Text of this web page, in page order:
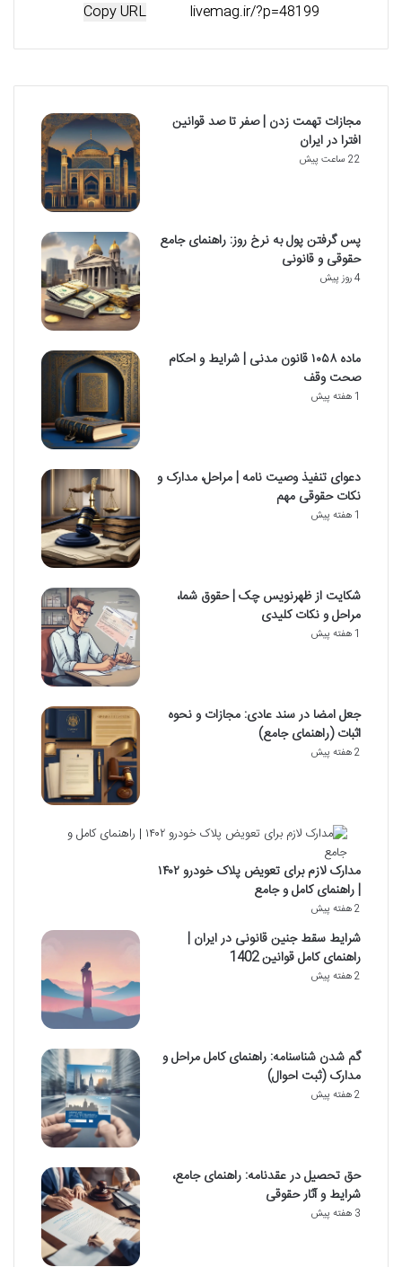
Copy URL
مجازات تهمت زدن | صفر تا صد قوانین
افترا در ایران
22 ساعت پیش
پس گرفتن پول به نرخ روز: راهنمای جامع
حقوقی و قانونی
4 روز پیش
ماده ۱۰۵۸ قانون مدنی | شرایط و احکام
صحت وقف
1 هفته پیش
دعوای تنفیذ وصیت نامه | مراحل، مدارک و
نکات حقوقی مهم
1 هفته پیش
شکایت از ظهرنویس چک | حقوق شما،
مراحل و نکات کلیدی
1 هفته پیش
جعل امضا در سند عادی: مجازات و نحوه
اثبات (راهنمای جامع)
2 هفته پیش
مدارک لازم برای تعویض پلاک خودرو ۱۴۰۲
| راهنمای کامل و جامع
2 هفته پیش
شرایط سقط جنین قانونی در ایران |
راهنمای کامل قوانین 1402
2 هفته پیش
گم شدن شناسنامه: راهنمای کامل مراحل و
مدارک (ثبت احوال)
2 هفته پیش
حق تحصیل در عقدنامه: راهنمای جامع،
شرایط و آثار حقوقی
3 هفته پیش